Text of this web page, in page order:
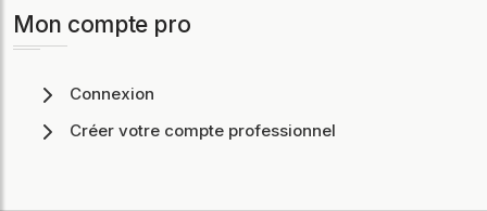
Mon compte pro
Connexion
Créer votre compte professionnel